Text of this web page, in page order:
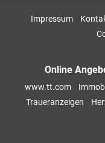
Impressum
Online
www.tt.com
Traueranzeigen